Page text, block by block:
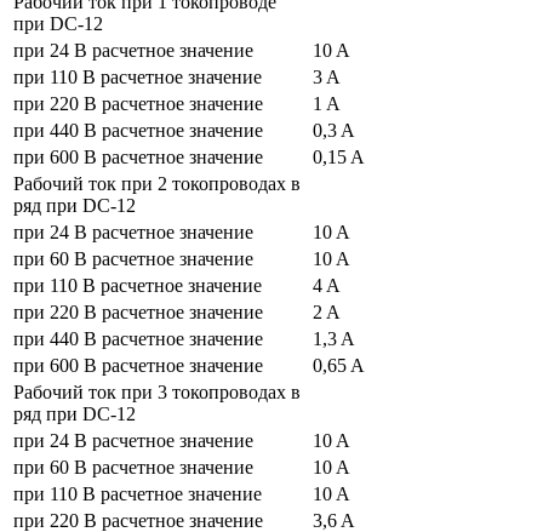
при DC-12
при 24 В расчетное значение
10 A
при 110 В расчетное значение
3 A
при 220 В расчетное значение
1 A
при 440 В расчетное значение
0,3 A
при 600 В расчетное значение
0,15 A
Рабочий ток при 2 токопроводах в
ряд при DC-12
при 24 В расчетное значение
10 A
при 60 В расчетное значение
10 A
при 110 В расчетное значение
4 A
при 220 В расчетное значение
2 A
при 440 В расчетное значение
1,3 A
при 600 В расчетное значение
0,65 A
Рабочий ток при 3 токопроводах в
ряд при DC-12
при 24 В расчетное значение
10 A
при 60 В расчетное значение
10 A
при 110 В расчетное значение
10 A
при 220 В расчетное значение
3,6 A